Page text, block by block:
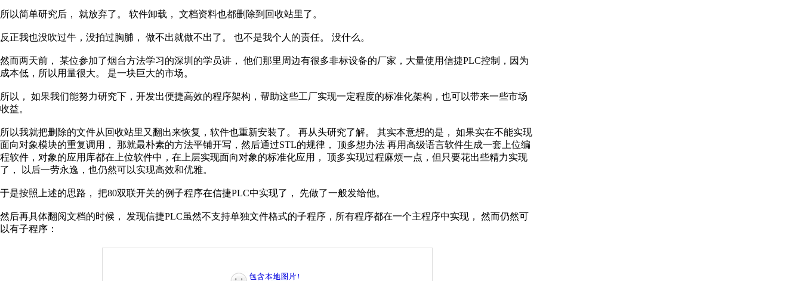
所以简单研究后， 就放弃了。 软件卸载， 文档资料也都删除到回收站里了。
反正我也没吹过牛，没拍过胸脯， 做不出就做不出了。 也不是我个人的责任。 没什么。
然而两天前， 某位参加了烟台方法学习的深圳的学员讲， 他们那里周边有很多非标设备的厂家，大量使用信捷PLC控制，因为
成本低，所以用量很大。
是一块巨大的市场。
所以，
如果我们能努力研究下，开发出便捷高效的程序架构，帮助这些工厂实现一定程度的标准化架构，也可以带来一些市场
收益。
所以我就把删除的文件从回收站里又翻出来恢复，软件也重新安装了。 再从头研究了解。 其实本意想的是，
如果实在不能实现
面向对象模块的重复调用，
那就最朴素的方法平铺开写，然后通过STL的规律， 顶多想办法 再用高级语言软件生成一套上位编
程软件，对象的应用库都在上位软件中，在上层实现面向对象的标准化应用，
顶多实现过程麻烦一点，但只要花出些精力实现
了，
以后一劳永逸，也仍然可以实现高效和优雅。
于是按照上述的思路， 把80双联开关的例子程序在信捷PLC中实现了， 先做了一般发给他。
然后再具体翻阅文档的时候， 发现信捷PLC虽然不支持单独文件格式的子程序，所有程序都在一个主程序中实现，
然而仍然可
以有子程序：